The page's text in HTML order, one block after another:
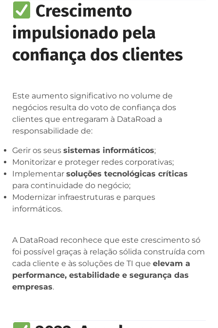
Crescimento
impulsionado pela
confiança dos clientes
Este aumento significativo no volume de
negócios resulta do voto de confiança dos
clientes que entregaram à DataRoad a
responsabilidade de:
Gerir os seus sistemas informáticos;
Monitorizar e proteger redes corporativas;
Implementar soluções tecnológicas críticas
para continuidade do negócio;
Modernizar infraestruturas e parques
informáticos.
A DataRoad reconhece que este crescimento só
foi possível graças à relação sólida construída com
cada cliente e às soluções de TI que elevam a
performance, estabilidade e segurança das
empresas.